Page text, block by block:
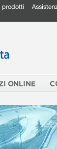
prodotti
ONLINE